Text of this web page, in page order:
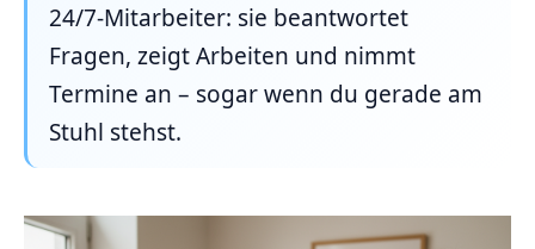
24/7‑Mitarbeiter: sie beantwortet
Fragen, zeigt Arbeiten und nimmt
Termine an – sogar wenn du gerade am
Stuhl stehst.